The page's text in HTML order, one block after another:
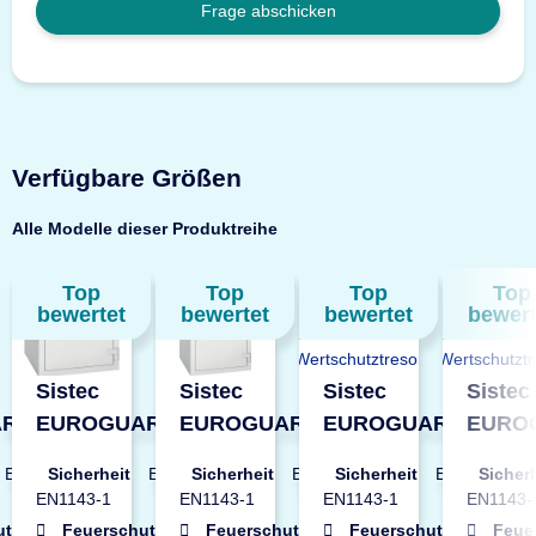
Frage abschicken
Verfügbare Größen
Alle Modelle dieser Produktreihe
EN2 nach
60
Top
bewertet
Sistec
EUROGUARD-
Wertschutztresor
Sicherheit
EN2 nach
EN1143-1
Feuerschutz
60
Top
bewertet
Sistec
EUROGUARD-
Wertschutztresor
Sicherheit
EN2 nach
EN1143-1
Feuerschutz
60
Top
bewertet
Sistec
EUROGUARD-
Wertschutztresor
Sicherheit
EN2 nach
EN1143-1
Feuerschutz
60
Top
Sistec
EN1143-